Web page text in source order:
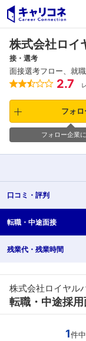
株式会社ロイ
接・選考
面接選考フロー、就
2.7
フォロ
フォロー企業
口コミ・ 評判
転職・ 中途面接
残業代・ 残業時間
株式会社ロイヤル
転職・中途採
1件